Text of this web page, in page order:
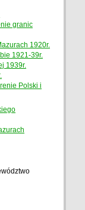
granic
1920r.
1921-39r.
1939r.
Polski i